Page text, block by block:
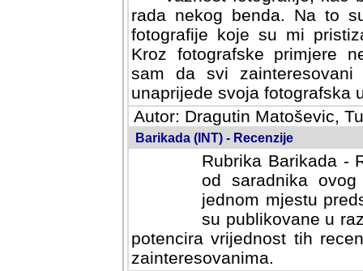
rada nekog benda. Na to
fotografije koje su mi
fotografske primjere
svi zainteresovani
svoja fotografska umijeca.
Autor: Dragutin Matoševic,
Barikada (INT) - Recenzije
Rubrika Barikada -
od saradnika
jednom mjestu
su publikovane u
potencira vrijednost tih
zainteresovanima.